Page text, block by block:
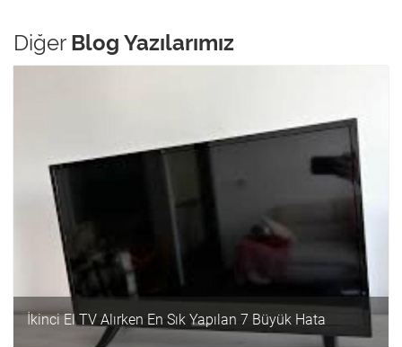
Diğer Blog Yazılarımız
İkinci El TV Alırken En Sık Yapılan 7 Büyük Hata